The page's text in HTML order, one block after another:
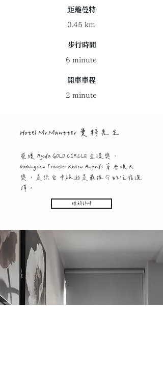
距離曼特
0.45 km
​步行時間
6 minute
開車車程
2 minute
Hotel Mr.Mantter 曼特先生
榮獲 Agoda GOLD CIRCLE 金環獎、
Booking.com Traveller Review Awards 等各項大
獎，是您台中旅遊是最推介的住宿選
擇。
瞭解詳情